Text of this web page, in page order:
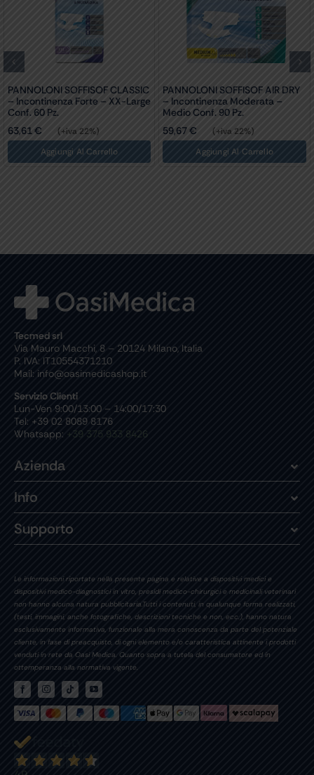
PANNOLONI SOFFISOF CLASSIC
– Incontinenza Forte – XX-Large
Conf. 60 Pz.
63,61€
(+iva 22%)
Aggiungi Al Carrello
PANNOLONI SOFFISOF AIR DRY
– Incontinenza Moderata –
Medio Conf. 90 Pz.
59,67€
(+iva 22%)
Aggiungi Al Carrello
Tecmed srl
Via Mauro Macchi, 8 – 20124 Milano, Italia
P. IVA: IT10554371210
Mail: info@oasimedicashop.it
Servizio Clienti
Lun-Ven 9:00/13:00 – 14:00/17:30
Tel: +39 02 8089 8176
Whatsapp: +39 375 933 8426
Azienda
Info
Supporto
Le informazioni riportate nella presente pagina e relative a dispositivi medici e
dispositivi medico-diagnostici in vitro, presidi medico-chirurgici e medicinali veterinari
non hanno alcuna natura pubblicitaria.Tutti i contenuti, in qualunque forma realizzati,
(testi, immagini, anche fotografiche, descrizioni tecniche e non, ecc.), hanno natura
esclusivamente informativa, funzionale alla mera conoscenza da parte del potenziale
cliente, in fase di preacquisto, di ogni elemento e/o caratteristica attinente i prodotti
venduti in rete da Oasi Medica. Quanto sopra a tutela del consumatore ed in
ottemperanza alla normativa vigente.